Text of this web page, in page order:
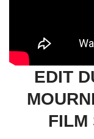
EDIT
FILM